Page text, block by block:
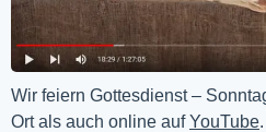
Wir feiern Gottesdienst –
Ort als auch online auf YouTube